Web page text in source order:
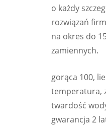
o każdy
rozwiązań
na okres do
zamiennych.
gorąca 100,
temperatura,
twardość
gwarancja 2